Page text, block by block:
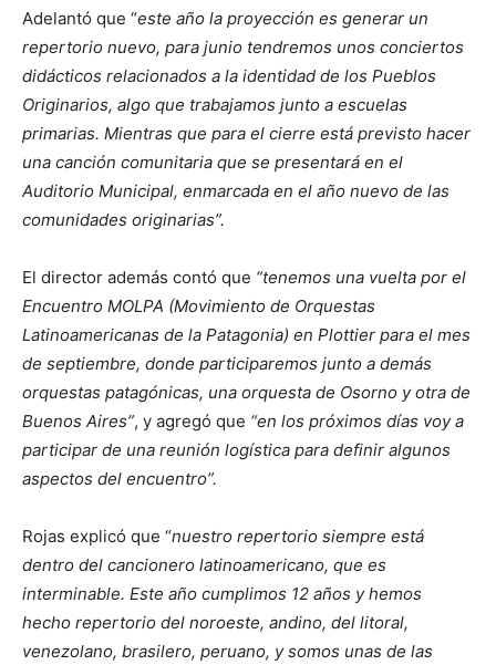
Adelantó que “este año la proyección es generar un
repertorio nuevo, para junio tendremos unos conciertos
didácticos relacionados a la identidad de los Pueblos
Originarios, algo que trabajamos junto a escuelas
primarias. Mientras que para el cierre está previsto hacer
una canción comunitaria que se presentará en el
Auditorio Municipal, enmarcada en el año nuevo de las
comunidades originarias”.
El director además contó que “tenemos una vuelta por el
Encuentro MOLPA (Movimiento de Orquestas
Latinoamericanas de la Patagonia) en Plottier para el mes
de septiembre, donde participaremos junto a demás
orquestas patagónicas, una orquesta de Osorno y otra de
Buenos Aires”, y agregó que “en los próximos días voy a
participar de una reunión logística para definir algunos
aspectos del encuentro”.
Rojas explicó que “nuestro repertorio siempre está
dentro del cancionero latinoamericano, que es
interminable. Este año cumplimos 12 años y hemos
hecho repertorio del noroeste, andino, del litoral,
venezolano, brasilero, peruano, y somos unas de las